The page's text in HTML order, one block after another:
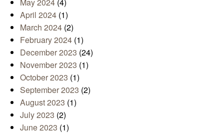
May 2024 (4)
April 2024 (1)
March 2024 (2)
February 2024 (1)
December 2023 (24)
November 2023 (1)
October 2023 (1)
September 2023 (2)
August 2023 (1)
July 2023 (2)
June 2023 (1)